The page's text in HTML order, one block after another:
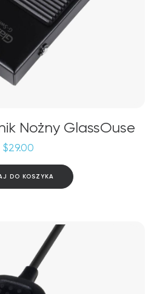
Nożny GlassOuse
$29.00
DO KOSZYKA